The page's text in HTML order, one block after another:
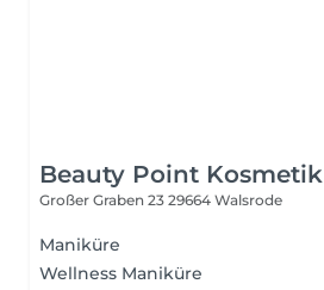
Beauty Point Kosmetik
Großer Graben 23 29664 Walsrode
Maniküre
Wellness Maniküre